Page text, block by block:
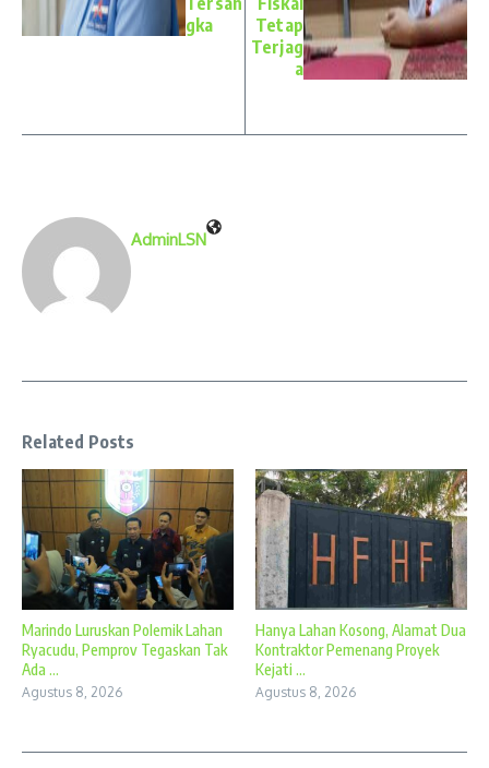
gka
Tetap
Terjag
a
AdminLSN
Related Posts
Marindo Luruskan Polemik Lahan
Ryacudu, Pemprov Tegaskan Tak
Ada ...
Agustus 8, 2026
Hanya Lahan Kosong, Alamat Dua
Kontraktor Pemenang Proyek
Kejati ...
Agustus 8, 2026